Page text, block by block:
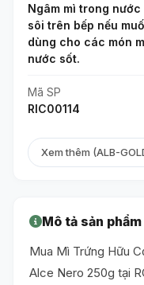
Ngâm mì trong
sôi trên bếp nếu
dùng cho các món
nước sốt.
Mã SP
RIC00114
Xem thêm (ALB-
Mô tả sản phẩm
Mua Mì Trứng Hữu
Alce Nero 250g tại